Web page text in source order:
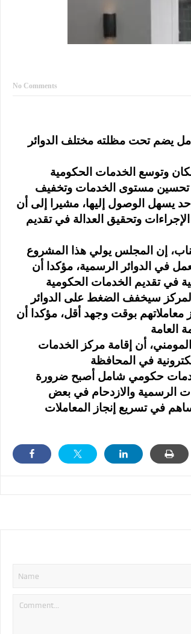
No Comments
يضم تحت مظلته مختلف الدوائر
تحسين مستوى الخدمات وتخفيف
يسهل الوصول إليها، مشيرا إلى أن
وتحقيق العدالة في تقديم
إن المجلس يولي هذا المشروع
في الدوائر الرسمية، مؤكدا أن
سيخفف الضغط على الدوائر
معاملاتهم بوقت وجهد أقل، مؤكدا أن
أن إقامة مركز الخدمات
حكومي شامل أصبح ضرورة
الرسمية والازدحام في بعض
في تسريع إنجاز المعاملات